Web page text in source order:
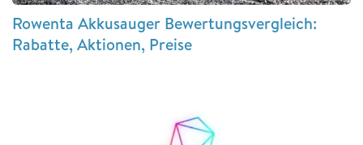
Rowenta Akkusauger Bewertungsvergleich:
Rabatte, Aktionen, Preise